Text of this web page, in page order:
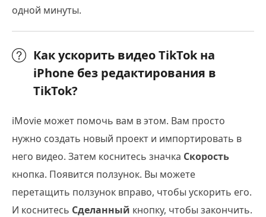
одной минуты.
Как ускорить видео TikTok на
iPhone без редактирования в
TikTok?
iMovie может помочь вам в этом. Вам просто
нужно создать новый проект и импортировать в
него видео. Затем коснитесь значка Скорость
кнопка. Появится ползунок. Вы можете
перетащить ползунок вправо, чтобы ускорить его.
И коснитесь Сделанный кнопку, чтобы закончить.